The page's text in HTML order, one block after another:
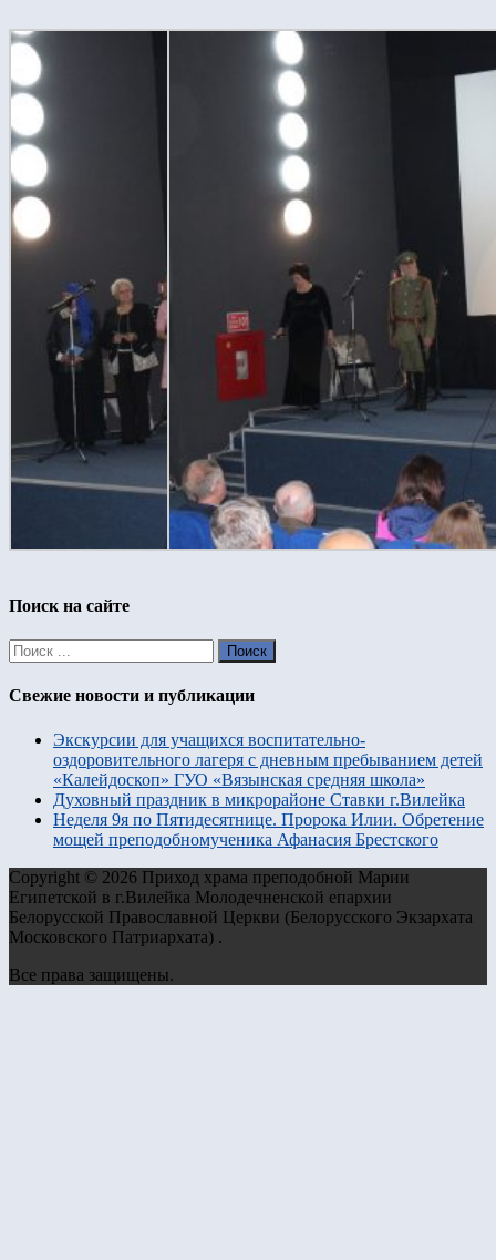
Поиск на сайте
Свежие новости и публикации
Экскурсии для учащихся воспитательно-
оздоровительного лагеря с дневным пребыванием детей
«Калейдоскоп» ГУО «Вязынская средняя школа»
Духовный праздник в микрорайоне Ставки г.Вилейка
Неделя 9я по Пятидесятнице. Пророка Илии. Обретение
мощей преподобномученика Афанасия Брестского
Copyright © 2026 Приход храма преподобной Марии
Египетской в г.Вилейка Молодечненской епархии
Белорусской Православной Церкви (Белорусского Экзархата
Московского Патриархата) .
Все права защищены.